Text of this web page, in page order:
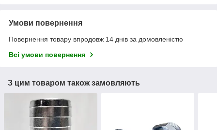
Умови повернення
Повернення товару впродовж 14 днів за домовленістю
Всі умови повернення
З цим товаром також замовляють